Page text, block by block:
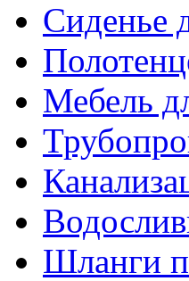
Сиденье
Мебель
Шланги